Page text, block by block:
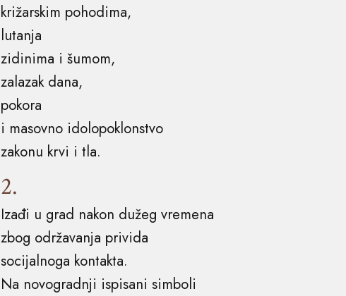
križarskim pohodima,
lutanja
zidinima i šumom,
zalazak dana,
pokora
i masovno idolopoklonstvo
zakonu krvi i tla.
2.
Izađi u grad nakon dužeg vremena
zbog održavanja privida
socijalnoga kontakta.
Na novogradnji ispisani simboli